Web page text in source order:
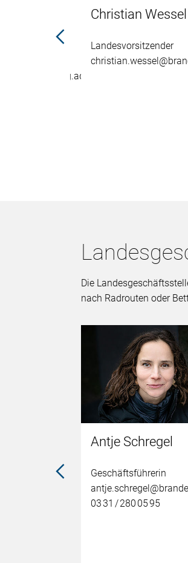
Christian Wessel
Landesvorsitzender
Die
nach Radrouten oder
Antje Schregel
Geschäftsführerin
03 31 / 280 05 95